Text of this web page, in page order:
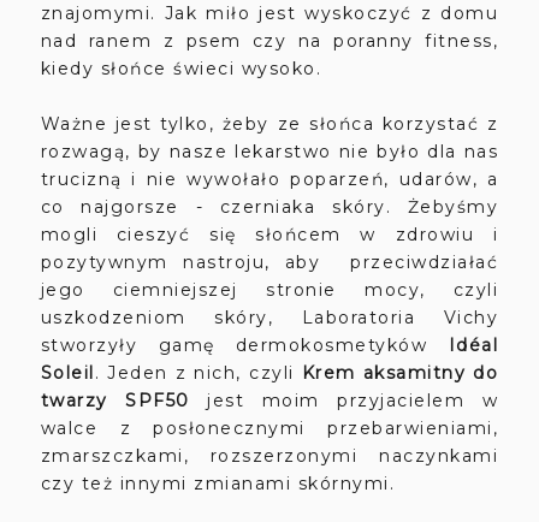
znajomymi. Jak miło jest wyskoczyć z domu
nad ranem z psem czy na poranny fitness,
kiedy słońce świeci wysoko.
Ważne jest tylko, żeby ze słońca korzystać z
rozwagą, by nasze lekarstwo nie było dla nas
trucizną i nie wywołało poparzeń, udarów, a
co najgorsze - czerniaka skóry. Żebyśmy
mogli cieszyć się słońcem w zdrowiu i
pozytywnym nastroju, abyprzeciwdziałać
jego ciemniejszej stronie mocy, czyli
uszkodzeniom skóry, Laboratoria Vichy
stworzyły gamę dermokosmetyków
Idéal
Soleil. Jeden z nich, czyli
Krem aksamitny do
twarzy SPF50 jest moim przyjacielem w
walce z posłonecznymi przebarwieniami,
zmarszczkami, rozszerzonymi naczynkami
czy też innymi zmianami skórnymi.